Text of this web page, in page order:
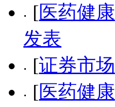
[医药健康
发表
[证券市场
[医药健康